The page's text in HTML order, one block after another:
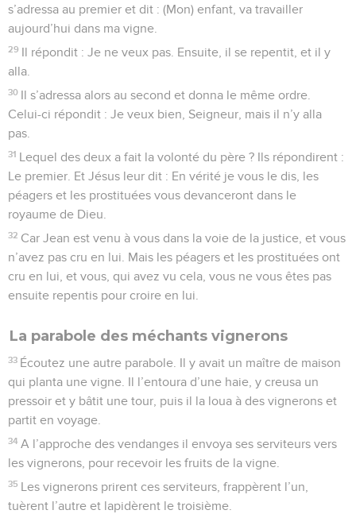
s’adressa au premier et dit : (Mon) enfant, va travailler
aujourd’hui dans ma vigne.
29 Il répondit : Je ne veux pas. Ensuite, il se repentit, et il y
alla.
30 Il s’adressa alors au second et donna le même ordre.
Celui-ci répondit : Je veux bien, Seigneur, mais il n’y alla
pas.
31 Lequel des deux a fait la volonté du père ? Ils répondirent :
Le premier. Et Jésus leur dit : En vérité je vous le dis, les
péagers et les prostituées vous devanceront dans le
royaume de Dieu.
32 Car Jean est venu à vous dans la voie de la justice, et vous
n’avez pas cru en lui. Mais les péagers et les prostituées ont
cru en lui, et vous, qui avez vu cela, vous ne vous êtes pas
ensuite repentis pour croire en lui.
La parabole des méchants vignerons
33 Écoutez une autre parabole. Il y avait un maître de maison
qui planta une vigne. Il l’entoura d’une haie, y creusa un
pressoir et y bâtit une tour, puis il la loua à des vignerons et
partit en voyage.
34 A l’approche des vendanges il envoya ses serviteurs vers
les vignerons, pour recevoir les fruits de la vigne.
35 Les vignerons prirent ces serviteurs, frappèrent l’un,
tuèrent l’autre et lapidèrent le troisième.